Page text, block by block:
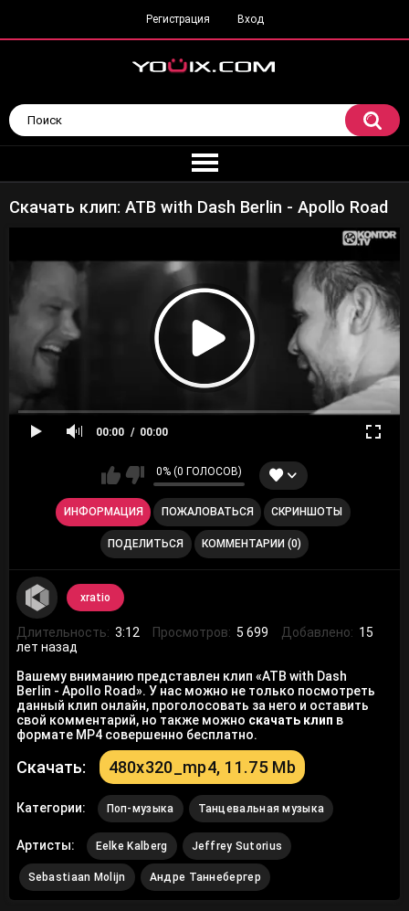
Регистрация Вход
Скачать клип: ATB with Dash Berlin - Apollo Road
00:00 00:00
0% (0 ГОЛОСОВ)
ИНФОРМАЦИЯ ПОЖАЛОВАТЬСЯ СКРИНШОТЫ
ПОДЕЛИТЬСЯ КОММЕНТАРИИ (0)
xratio
Длительность: 3:12 Просмотров: 5 699 Добавлено: 15
лет назад
Вашему вниманию представлен клип «ATB with Dash
Berlin - Apollo Road». У нас можно не только посмотреть
данный клип онлайн, проголосовать за него и оставить
свой комментарий, но также можно скачать клип в
формате MP4 совершенно бесплатно.
Скачать: 480x320_mp4, 11.75 Mb
Категории: Поп-музыка Танцевальная музыка
Артисты: Eelke Kalberg Jeffrey Sutorius
Sebastiaan Molijn Андре Таннебергер